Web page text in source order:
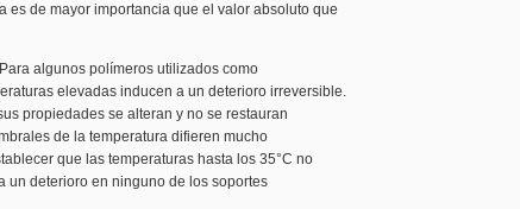
es de mayor importancia que el valor absoluto que
Para algunos polímeros utilizados como
elevadas inducen a un deterioro irreversible.
propiedades se alteran y no se restauran
de la temperatura difieren mucho
que las temperaturas hasta los 35°C no
un deterioro en ninguno de los soportes